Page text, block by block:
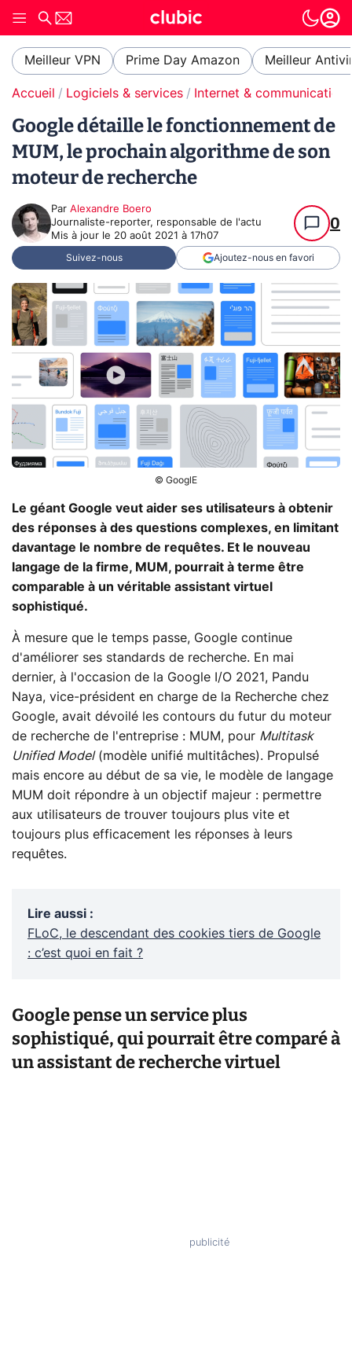
Meilleur VPN Prime Day Amazon Meilleur
Accueil Logiciels & services Internet & communication
Google détaille le fonctionnement de
MUM, le prochain algorithme de son
moteur de recherche
Par Alexandre Boero
Journaliste-reporter, responsable de l'actu
Mis à jour le 20 août 2021 à 17h07
0
Suivez-nous Ajoutez-nous en favori
© GooglE
Le géant Google veut aider ses utilisateurs à obtenir
des réponses à des questions complexes, en limitant
davantage le nombre de requêtes. Et le nouveau
langage de la firme, MUM, pourrait à terme être
comparable à un véritable assistant virtuel
sophistiqué.
À mesure que le temps passe, Google continue
d'améliorer ses standards de recherche. En mai
dernier, à l'occasion de la Google I/O 2021, Pandu
Naya, vice-président en charge de la Recherche chez
Google, avait dévoilé les contours du futur du moteur
de recherche de l'entreprise : MUM, pour Multitask
Unified Model(modèle unifié multitâches). Propulsé
mais encore au début de sa vie, le modèle de langage
MUM doit répondre à un objectif majeur : permettre
aux utilisateurs de trouver toujours plus vite et
toujours plus efficacement les réponses à leurs
requêtes.
Lire aussi :
FLoC, le descendant des cookies tiers de Google
: c’est quoi en fait ?
Google pense un service plus
sophistiqué, qui pourrait être comparé à
un assistant de recherche virtuel